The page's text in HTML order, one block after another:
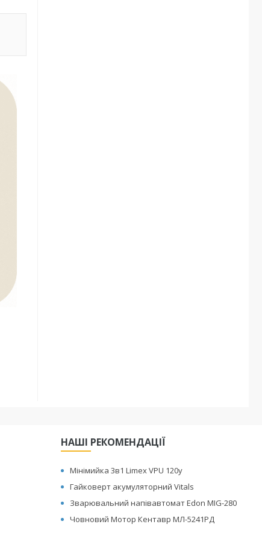
НАШІ РЕКОМЕНДАЦІЇ
Мінімийка 3в1 Limex VPU 120y
Гайковерт акумуляторний Vitals
Зварювальний напівавтомат Edon MIG-280
Човновий Мотор Кентавр МЛ-5241РД